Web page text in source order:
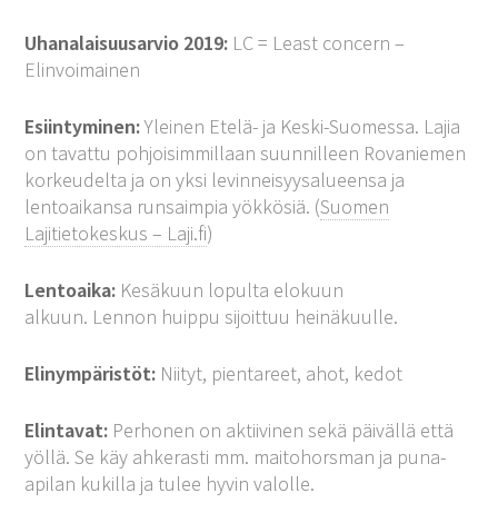
Uhanalaisuusarvio 2019: LC = Least concern –
Elinvoimainen
Esiintyminen:Yleinen Etelä- ja Keski-Suomessa. Lajia
on tavattu pohjoisimmillaan suunnilleen Rovaniemen
korkeudelta ja on yksi levinneisyysalueensa ja
lentoaikansa runsaimpia yökkösiä. (Suomen
Lajitietokeskus – Laji.fi)
Lentoaika: Kesäkuun lopulta elokuun
alkuun. Lennon huippu sijoittuu heinäkuulle.
Elinympäristöt: Niityt, pientareet, ahot, kedot
Elintavat: Perhonen on aktiivinen sekä päivällä että
yöllä. Se käy ahkerasti mm. maitohorsman ja puna-
apilan kukilla ja tulee hyvin valolle.